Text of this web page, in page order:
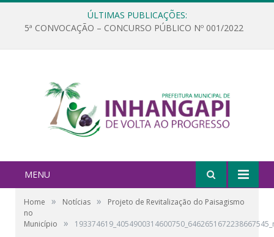
ÚLTIMAS PUBLICAÇÕES:
5ª CONVOCAÇÃO – CONCURSO PÚBLICO Nº 001/2022
MENU
Home » Notícias »
Projeto de Revitalização do Paisagismo
no
Município
»